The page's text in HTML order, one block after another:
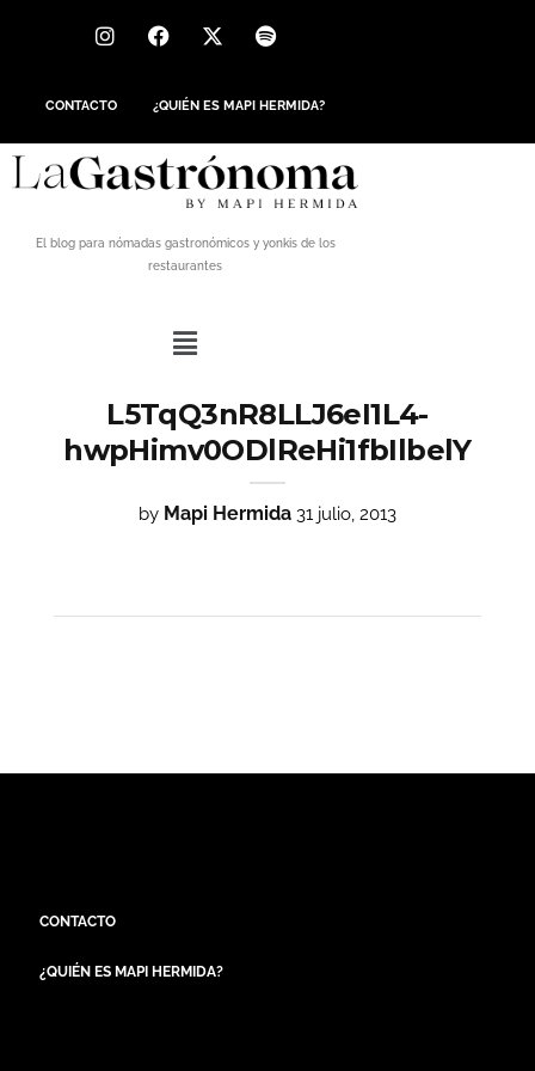
CONTACTO ¿QUIÉN ES MAPI HERMIDA?
El blog para nómadas gastronómicos y yonkis de los
restaurantes
L5TqQ3nR8LLJ6eI1L4-
hwpHimv0ODlReHi1fbIlbelY
by Mapi Hermida 31 julio, 2013
CONTACTO
¿QUIÉN ES MAPI HERMIDA?